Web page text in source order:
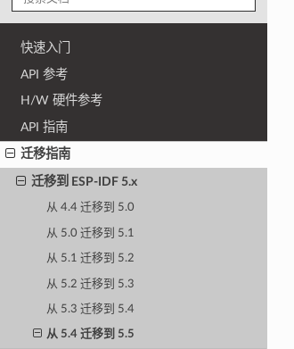
快速入门
API 参考
H/W 硬件参考
API 指南
迁移指南
迁移到 ESP-IDF 5.x
从 4.4 迁移到 5.0
从 5.0 迁移到 5.1
从 5.1 迁移到 5.2
从 5.2 迁移到 5.3
从 5.3 迁移到 5.4
从 5.4 迁移到 5.5